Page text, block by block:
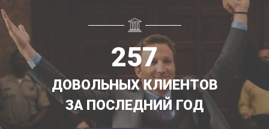
257
ДОВОЛЬНЫХ КЛИЕНТОВ
ЗА ПОСЛЕДНИЙ ГОД